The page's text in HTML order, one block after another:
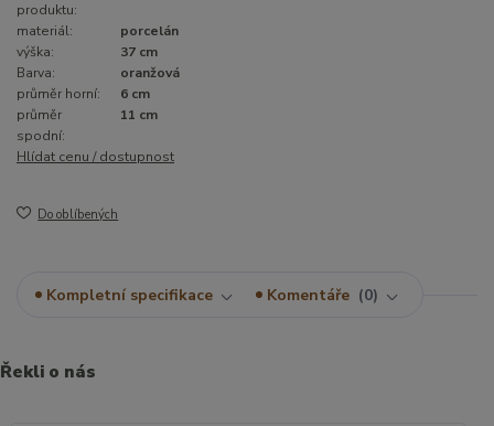
produktu:
materiál:
porcelán
výška:
37 cm
Barva:
oranžová
průměr horní:
6 cm
průměr
spodní:
11 cm
Hlídat cenu / dostupnost
Do oblíbených
Kompletní specifikace Komentáře 0
Řekli o nás